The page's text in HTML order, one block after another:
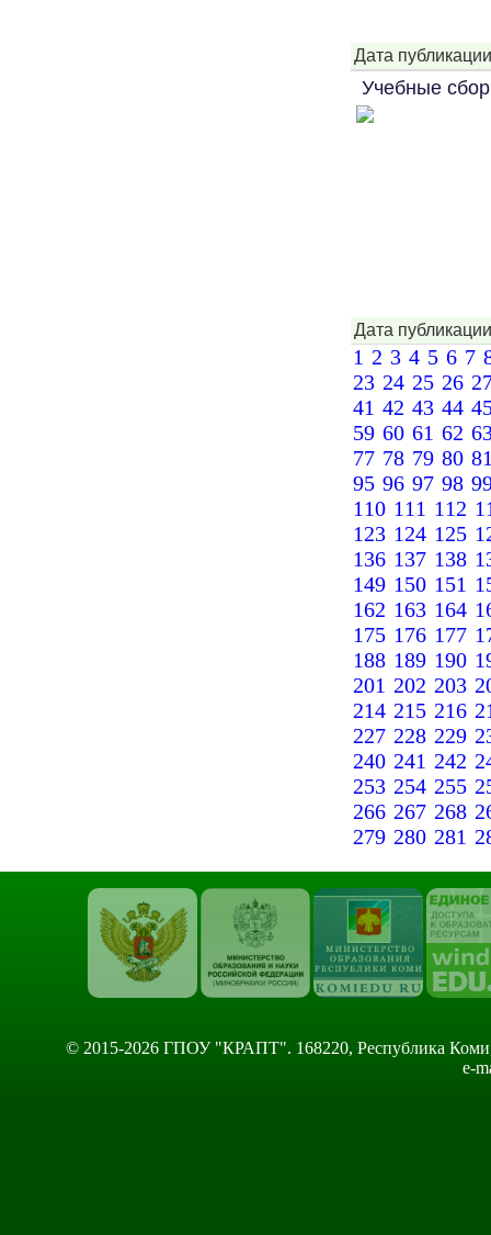
Дата
Учебные
Дата
1 2 3 4 5 6 7
23 24 25 26
41 42 43 44
59 60 61 62
77 78 79 80
95 96 97 98
110 111 112
123 124 125
136 137 138
149 150 151
162 163 164
175 176 177
188 189 190
201 202 203
214 215 216
227 228 229
240 241 242
253 254 255
266 267 268
279 280 281
© 2015-2026 ГПОУ "КРАПТ". 168220, Республика Коми,
e-